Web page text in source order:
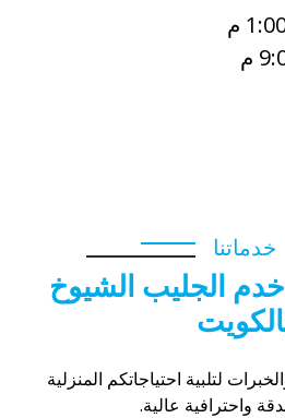
خدماتنا
الجليب الشيوخ
لتلبية احتياجاتكم المنزلية
واحترافية عالية.